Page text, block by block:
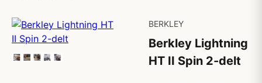
BERKLEY
Berkley Lightning
HT II Spin 2-delt